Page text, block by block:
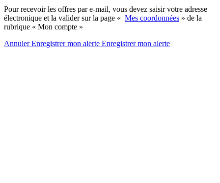
Pour recevoir les offres par e-mail, vous devez saisir votre adresse
électronique et la valider sur la page « Mes coordonnées » de la
rubrique « Mon compte »
AnnulerEnregistrer mon alerte Enregistrermon alerte